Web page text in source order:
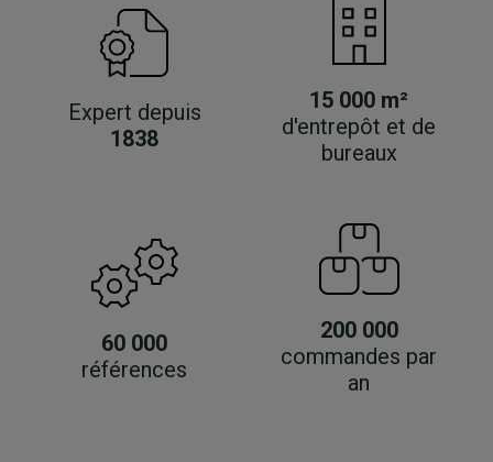
Expert depuis
1838
15 000 m²
d'entrepôt et de
bureaux
60 000
références
200 000
commandes par
an